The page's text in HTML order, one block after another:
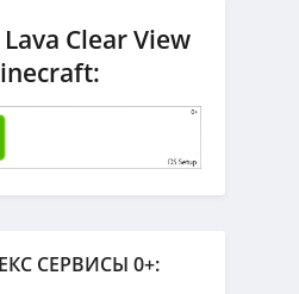
Clear View
СЕРВИСЫ 0+: